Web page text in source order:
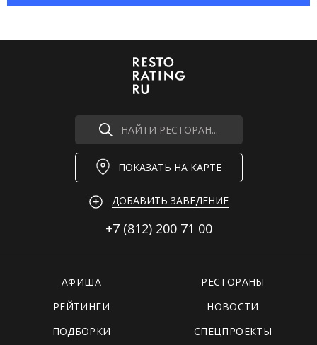
НАЙТИ РЕСТОРАН...
ПОКАЗАТЬ НА КАРТЕ
ДОБАВИТЬ ЗАВЕДЕНИЕ
+7 (812) 200 71 00
АФИША
РЕСТОРАНЫ
РЕЙТИНГИ
НОВОСТИ
ПОДБОРКИ
СПЕЦПРОЕКТЫ